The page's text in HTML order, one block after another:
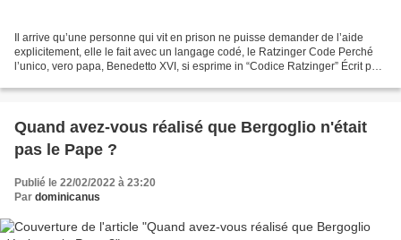
Il arrive qu’une personne qui vit en prison ne puisse demander de l’aide
explicitement, elle le fait avec un langage codé, le Ratzinger Code Perché
l’unico, vero papa, Benedetto XVI, si esprime in “Codice Ratzinger” Écrit par
Quand avez-vous réalisé que Bergoglio n'était
pas le Pape ?
Publié le 22/02/2022 à 23:20
Par dominicanus